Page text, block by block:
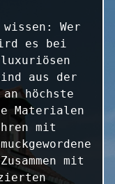
Wer
es bei
aus der
höchste
Materialen
mit
mit